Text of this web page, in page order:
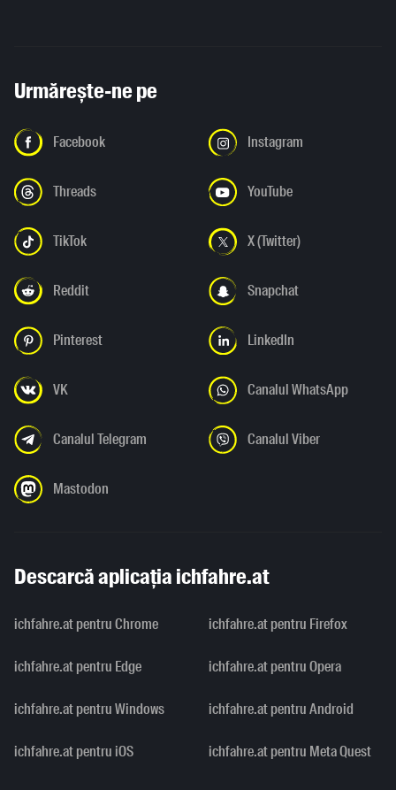
Urmărește-ne pe
Facebook Instagram
Threads YouTube
TikTok X (Twitter)
Reddit Snapchat
Pinterest LinkedIn
VK Canalul WhatsApp
Canalul Telegram Canalul Viber
Mastodon
Descarcă aplicația ichfahre.at
ichfahre.at pentru Chrome ichfahre.at pentru Firefox
ichfahre.at pentru Edge ichfahre.at pentru Opera
ichfahre.at pentru Windows ichfahre.at pentru Android
ichfahre.at pentru iOS ichfahre.at pentru Meta Quest